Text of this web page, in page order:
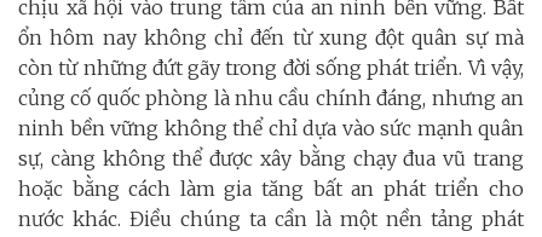
chịu xã hội vào trung tâm của an ninh bền vững. Bất
ổn hôm nay không chỉ đến từ xung đột quân sự mà
còn từ những đứt gãy trong đời sống phát triển. Vì vậy,
củng cố quốc phòng là nhu cầu chính đáng, nhưng an
ninh bền vững không thể chỉ dựa vào sức mạnh quân
sự, càng không thể được xây bằng chạy đua vũ trang
hoặc bằng cách làm gia tăng bất an phát triển cho
nước khác. Điều chúng ta cần là một nền tảng phát